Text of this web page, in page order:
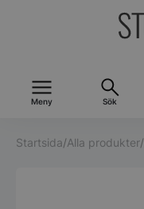
Meny Sök
Startsida/Alla produkter/